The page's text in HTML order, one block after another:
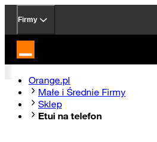
Firmy
Strona główna Orange.pl
Orange.pl
Małe i Średnie Firmy
Sklep
Etui na telefon